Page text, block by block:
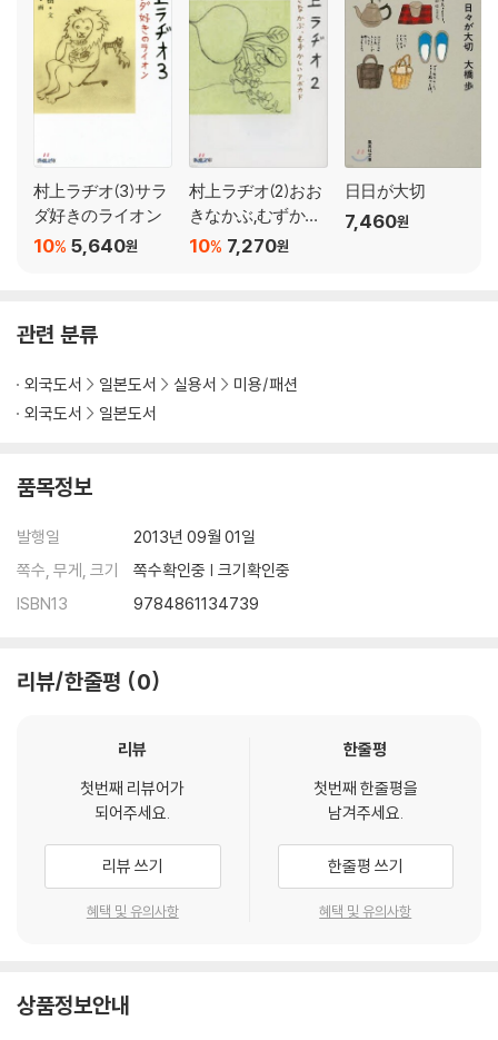
村上ラヂオ(3)サラ
ダ好きのライオン
5,640원
10%
村上ラヂオ(2)おお
きなかぶ,むずかし
いアボカド
7,270원
10%
日日が大切
7,460원
관련 분류
외국도서 일본도서 실용서
미용/패션
외국도서
일본도서
품목정보
발행일
2013년 09월 01일
쪽수, 무게, 크기
쪽수확인중 | 크기확인중
ISBN13
9784861134739
리뷰/한줄평 0
리뷰
첫번째 리뷰어가
되어주세요.
리뷰 쓰기
혜택 및 유의사항
한줄평
첫번째 한줄평을
남겨주세요.
한줄평 쓰기
혜택 및 유의사항
상품정보안내